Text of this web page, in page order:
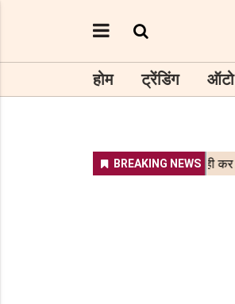
होम ट्रेंडिंग ऑटो